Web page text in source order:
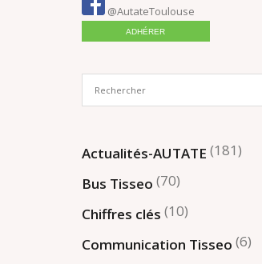
@AutateToulouse
ADHÉRER
Actualités-AUTATE (181)
Bus Tisseo (70)
Chiffres clés (10)
Communication Tisseo (6)